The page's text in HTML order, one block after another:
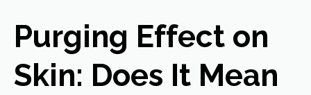
Purging Effect on
Skin: Does It Mean